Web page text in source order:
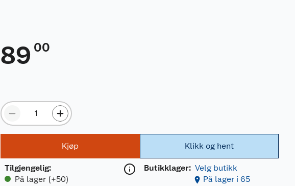
89 00
Kjøp
Tilgjengelig:
På lager (+50)
Klikk og hent
Butikklager: Velg butikk
På lager i 65